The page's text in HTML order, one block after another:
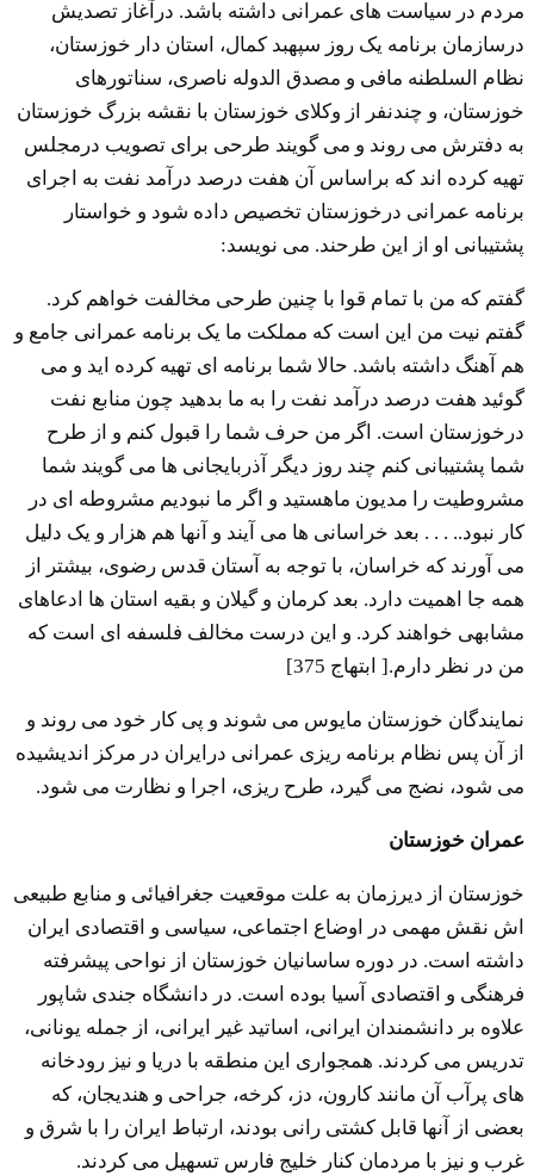
مردم در سیاست های عمرانی داشته باشد. درآغاز تصدیش
درسازمان برنامه یک روز سپهبد کمال، استان دار خوزستان،
نظام السلطنه مافی و مصدق الدوله ناصری، سناتورهای
خوزستان، و چندنفر از وکلای خوزستان با نقشه بزرگ خوزستان
به دفترش می روند و می گویند طرحی برای تصویب درمجلس
تهیه کرده اند که براساس آن هفت درصد درآمد نفت به اجرای
برنامه عمرانی درخوزستان تخصیص داده شود و خواستار
پشتیبانی او از این طرحند. می نویسد:
گفتم که من با تمام قوا با چنین طرحی مخالفت خواهم کرد.
گفتم نیت من این است که مملکت ما یک برنامه عمرانی جامع و
هم آهنگ داشته باشد. حالا شما برنامه ای تهیه کرده اید و می
گوئید هفت درصد درآمد نفت را به ما بدهید چون منابع نفت
درخوزستان است. اگر من حرف شما را قبول کنم و از طرح
شما پشتیبانی کنم چند روز دیگر آذربایجانی ها می گویند شما
مشروطیت را مدیون ماهستید و اگر ما نبودیم مشروطه ای در
کار نبود.. . . . بعد خراسانی ها می آیند و آنها هم هزار و یک دلیل
می آورند که خراسان، با توجه به آستان قدس رضوی، بیشتر از
همه جا اهمیت دارد. بعد کرمان و گیلان و بقیه استان ها ادعاهای
مشابهی خواهند کرد. و این درست مخالف فلسفه ای است که
من در نظر دارم.[ ابتهاج 375]
نمایندگان خوزستان مایوس می شوند و پی کار خود می روند و
از آن پس نظام برنامه ریزی عمرانی درایران در مرکز اندیشیده
می شود، نضج می گیرد، طرح ریزی، اجرا و نظارت می شود.
عمران خوزستان
خوزستان از دیرزمان به علت موقعیت جغرافیائی و منابع طبیعی
اش نقش مهمی در اوضاع اجتماعی، سیاسی و اقتصادی ایران
داشته است. در دوره ساسانیان خوزستان از نواحی پیشرفته
فرهنگی و اقتصادی آسیا بوده است. در دانشگاه جندی شاپور
علاوه بر دانشمندان ایرانی، اساتید غیر ایرانی، از جمله یونانی،
تدریس می کردند. همجواری این منطقه با دریا و نیز رودخانه
های پرآب آن مانند کارون، دز، کرخه، جراحی و هندیجان، که
بعضی از آنها قابل کشتی رانی بودند، ارتباط ایران را با شرق و
غرب و نیز با مردمان کنار خلیج فارس تسهیل می کردند.